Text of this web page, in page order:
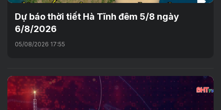
Dự báo thời tiết Hà Tĩnh đêm 5/8 ngày
6/8/2026
05/08/2026 17:55